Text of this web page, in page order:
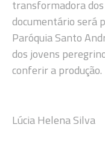
transformadora
documentário será
Paróquia Santo
dos jovens
conferir a produção.
Lúcia Helena Silva